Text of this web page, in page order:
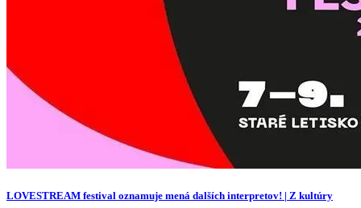
LOVESTREAM festival oznamuje mená dalších interpretov! | Z kultúry